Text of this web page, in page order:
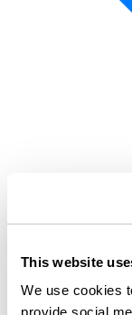
This website
We use cookies
provide social